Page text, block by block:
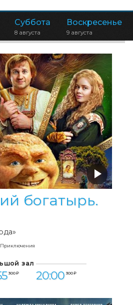
Суббота
8 августа
Воскресенье
9 августа
богатырь.
Приключения
зал
300 ₽ 20:00 300 ₽